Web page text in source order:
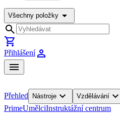
Všechny položky arrow_drop_down
search
shopping_cart
Přihlášeníperson
menu
Přehled Nástroje expand_more Vzdělávání expand_more
PrimeUmělciInstruktážní centrum